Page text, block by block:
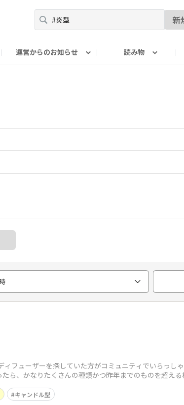
新
運営からのお知らせ 読み物
フューザーを探していた方がコミュニティでいらっし
ら、かなりたくさんの種類かつ昨年までのものを超える
キャンドル型